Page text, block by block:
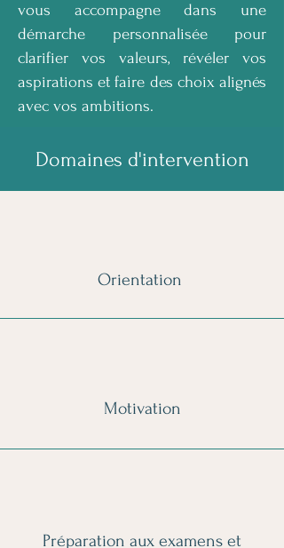
vous accompagne dans une
démarche personnalisée pour
clarifier vos valeurs, révéler vos
aspirations et faire des choix alignés
avec vos ambitions.
Domaines d'intervention
Orientation
Motivation
Préparation aux examens et